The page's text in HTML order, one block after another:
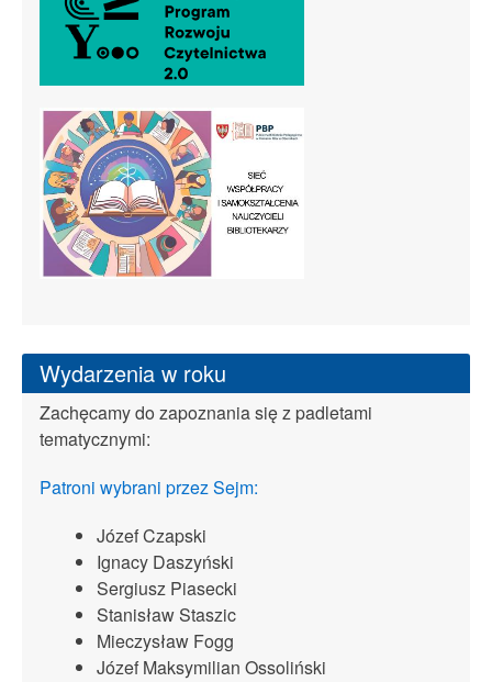
Wydarzenia w roku
Zachęcamy do zapoznania się z padletami
tematycznymi:
Patroni wybrani przez Sejm:
Józef Czapski
Ignacy Daszyński
Sergiusz Piasecki
Stanisław Staszic
Mieczysław Fogg
Józef Maksymilian Ossoliński